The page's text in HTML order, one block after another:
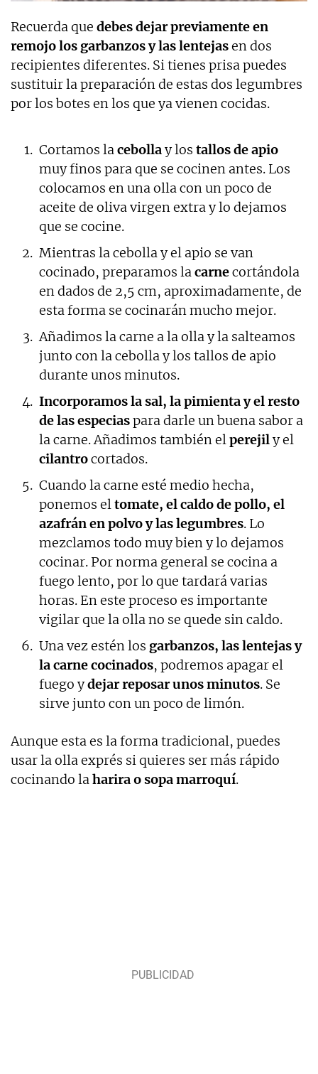
Recuerda que debes dejar previamente en
remojo los garbanzos y las lentejasen dos
recipientes diferentes. Si tienes prisa puedes
sustituir la preparación de estas dos legumbres
por los botes en los que ya vienen cocidas.
Cortamos lacebollay los tallos de apio
muy finos para que se cocinen antes. Los
colocamos en una olla con un poco de
aceite de oliva virgen extra y lo dejamos
que se cocine.
Mientras la cebolla y el apio se van
cocinado, preparamos lacarnecortándola
en dados de 2,5 cm, aproximadamente, de
esta forma se cocinarán mucho mejor.
Añadimos la carne a la olla y la salteamos
junto con la cebolla y los tallos de apio
durante unos minutos.
Incorporamos la sal, la pimienta y el resto
de las especiaspara darle un buena sabor a
la carne. Añadimos también elperejily el
cilantrocortados.
Cuando la carne esté medio hecha,
ponemos eltomate, el caldo de pollo, el
azafrán en polvo y las legumbres. Lo
mezclamos todo muy bien y lo dejamos
cocinar. Por norma general se cocina a
fuego lento, por lo que tardará varias
horas. En este proceso es importante
vigilar que la olla no se quede sin caldo.
Una vez estén los garbanzos, las lentejas y
la carne cocinados, podremos apagar el
fuego ydejar reposar unos minutos. Se
sirve junto con un poco de limón.
Aunque esta es la forma tradicional, puedes
usar la olla exprés si quieres ser más rápido
cocinando laharira o sopa marroquí.